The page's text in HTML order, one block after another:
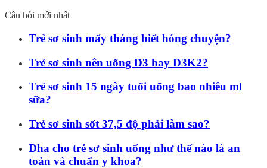
Câu hỏi mới nhất
Trẻ sơ sinh mấy tháng biết hóng chuyện?
Trẻ sơ sinh nên uống D3 hay D3K2?
Trẻ sơ sinh 15 ngày tuổi uống bao nhiêu ml
sữa?
Trẻ sơ sinh sốt 37,5 độ phải làm sao?
Dha cho trẻ sơ sinh uống như thế nào là an
toàn và chuẩn y khoa?